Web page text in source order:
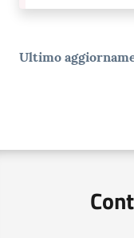
Ultimo